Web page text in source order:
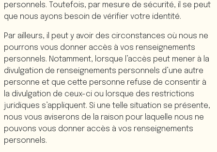
personnels. Toutefois, par mesure de sécurité, il se peut
que nous ayons besoin de vérifier votre identité.
Par ailleurs, il peut y avoir des circonstances où nous ne
pourrons vous donner accès à vos renseignements
personnels. Notamment, lorsque l’accès peut mener à la
divulgation de renseignements personnels d’une autre
personne et que cette personne refuse de consentir à
la divulgation de ceux-ci ou lorsque des restrictions
juridiques s’appliquent. Si une telle situation se présente,
nous vous aviserons de la raison pour laquelle nous ne
pouvons vous donner accès à vos renseignements
personnels.